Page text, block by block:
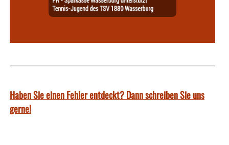
Haben Sie einen Fehler entdeckt? Dann schreiben Sie uns
gerne!